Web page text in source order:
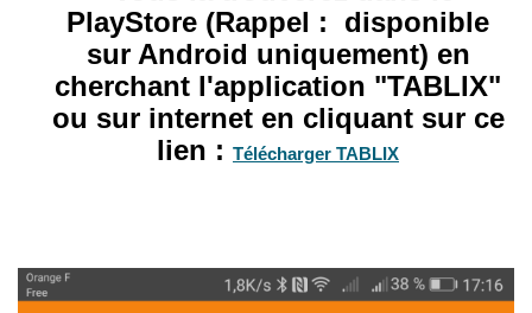
PlayStore (Rappel : disponible
sur Android uniquement) en
cherchant l'application "TABLIX"
ou sur internet en cliquant sur ce
lien : Télécharger TABLIX